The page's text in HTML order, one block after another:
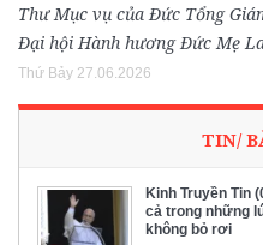
Thư Mục vụ của Đức Tổng
Đại hội Hành hương Đức Mẹ
Thứ Bảy 27.06.2026
TIN/
Kinh Truyền Tin
cả trong những
không bỏ rơi